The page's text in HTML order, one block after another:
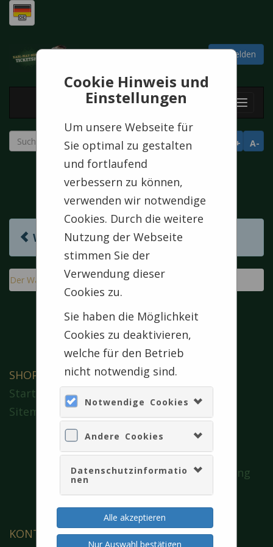
Cookie Hinweis und
Einstellungen
Um unsere Webseite für
Sie optimal zu gestalten
und fortlaufend
verbessern zu können,
verwenden wir notwendige
Cookies. Durch die weitere
Nutzung der Webseite
stimmen Sie der
Verwendung dieser
Cookies zu.
Sie haben die Möglichkeit
Cookies zu deaktivieren,
welche für den Betrieb
nicht notwendig sind.
Notwendige Cookies
Andere Cookies
Datenschutzinformatio
nen
Alle akzeptieren
Nur Auswahl bestätigen
Warenkorb
Anmelden
A-
A+
Weiter einkaufen
Der Warenkorb ist leer
SHOP
Startseite
Sitemap
SERVICE
INFORMATION
Impressum
Datenschutz
Cookie-Verwendung
AGB
Barrierefreiheit
KONTAKT